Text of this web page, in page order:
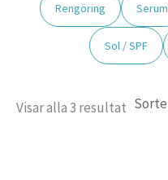
Rengöring Serum
Sol / SPF
Visar alla 3 resultat